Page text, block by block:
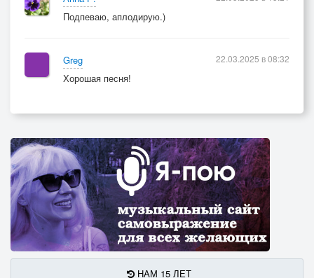
Подпеваю, аплодирую.)
Greg
Хорошая песня!
22.03.2025 в 08:32
НАМ 15 ЛЕТ